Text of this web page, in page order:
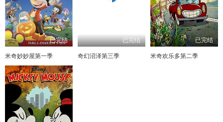
已完结
米奇妙妙屋第一季
已完结
奇幻沼泽第三季
已完结
米奇欢乐多第二季